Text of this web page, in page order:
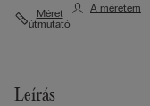
Méret
útmutató
A méretem
Leírás